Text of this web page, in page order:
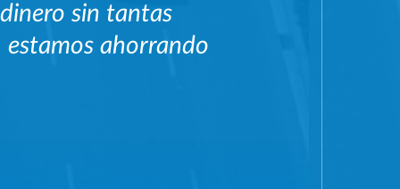
sin tantas
ahorrando